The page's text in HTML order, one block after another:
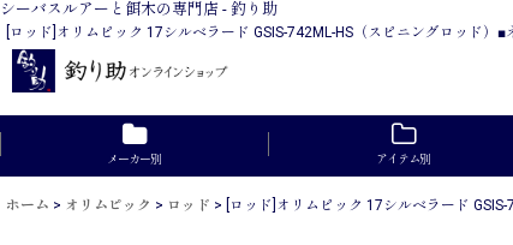
シーバスルアーと餌木の専門店 - 釣り助
[ロッド]オリムピック 17シルベラード GSIS-742ML-HS（スピニングロッド
メーカー別 アイテム別
ホーム > オリムピック > ロッド > [ロッド]オリムピック 17シルベラード